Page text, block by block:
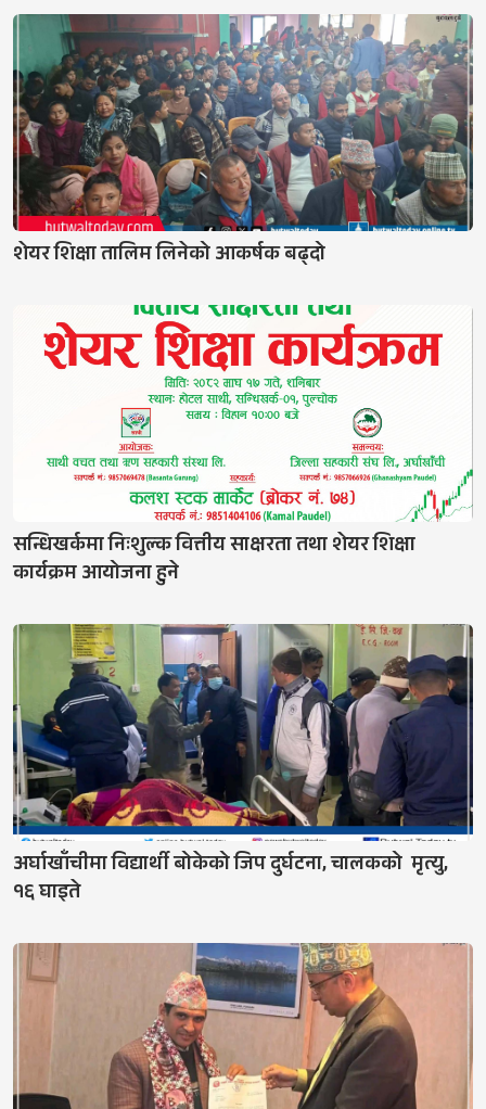
शेयर शिक्षा तालिम लिनेको आकर्षक बढ्दो
सन्धिखर्कमा निःशुल्क वित्तीय साक्षरता तथा शेयर शिक्षा
कार्यक्रम आयोजना हुने
अर्घाखाँचीमा विद्यार्थी बोकेको जिप दुर्घटना, चालकको मृत्यु,
१६ घाइते